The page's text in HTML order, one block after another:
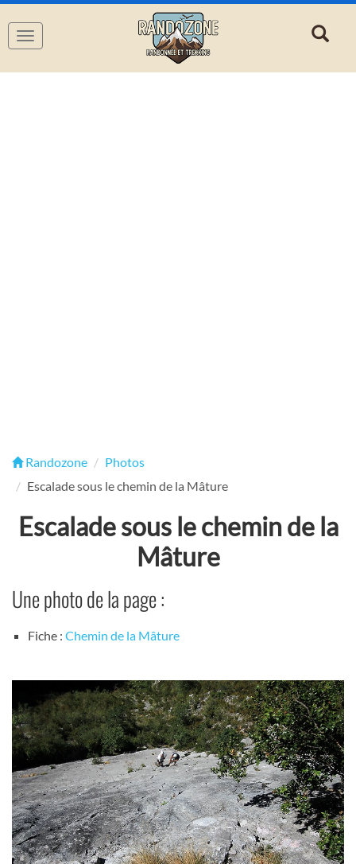
Navigation
Randozone
Photos
Escalade sous le chemin de la Mâture
Escalade sous le chemin de la
Mâture
Une photo de la page :
Fiche : Chemin de la Mâture